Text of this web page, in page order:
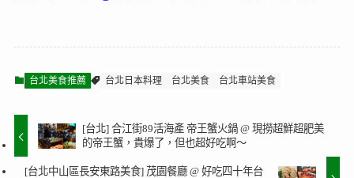
台北美食推薦 台北日本料理 台北美食 台北車站美食
[台北] 合江街89活海產 帝王蟹火鍋 @ 現撈超鮮超肥美
的帝王蟹，貴爆了，但也超好吃啊～
[台北中山區長安東路美食] 茂園餐廳 @ 好吃四十年台